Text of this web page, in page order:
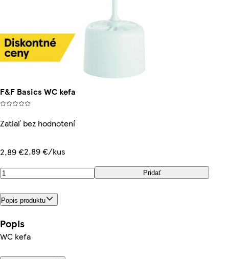
F&F Basics WC kefa
Zatiaľ bez hodnotení
2,89 €2,89 €/kus
Pridať
Popis produktu
Popis
WC kefa